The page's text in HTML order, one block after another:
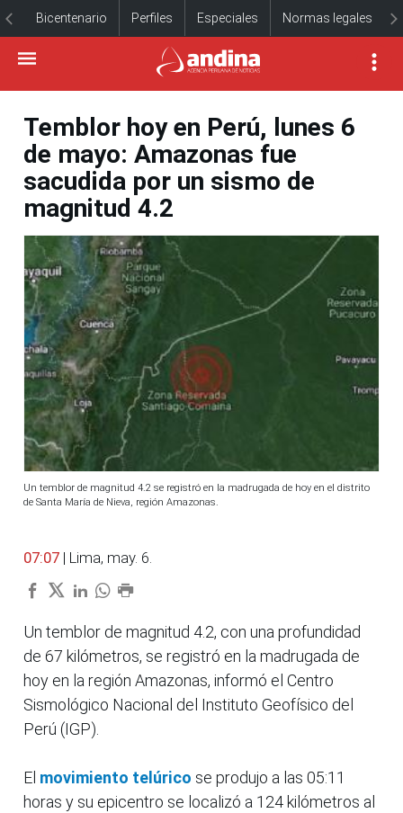
Bicentenario Perfiles Especiales Normas legales
Temblor hoy en Perú, lunes 6
de mayo: Amazonas fue
sacudida por un sismo de
magnitud 4.2
Un temblor de magnitud 4.2 se registró en la madrugada de hoy en el distrito
de Santa María de Nieva, región Amazonas.
07:07 | Lima, may. 6.
Un temblor de magnitud 4.2, con una profundidad
de 67 kilómetros, se registró en la madrugada de
hoy en la región Amazonas, informó el Centro
Sismológico Nacional del Instituto Geofísico del
Perú (IGP).
El movimiento telúrico se produjo a las 05:11
horas y su epicentro se localizó a 124 kilómetros al